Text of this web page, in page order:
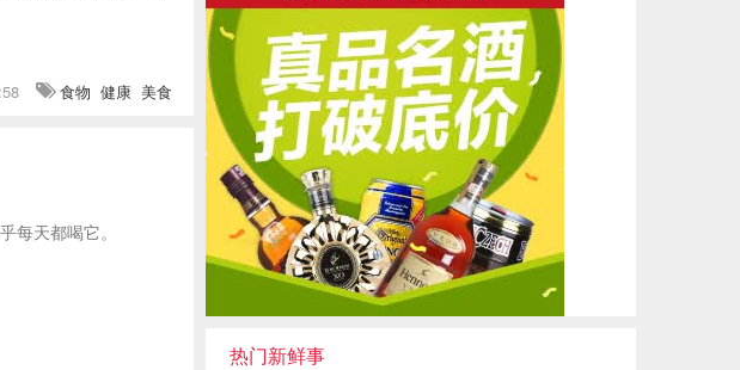
食物 健康 美食
每天都喝它。
热门新鲜事